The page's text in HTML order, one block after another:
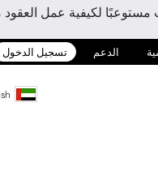
لكيفية عمل العقود
الدعم تسجيل الدخول